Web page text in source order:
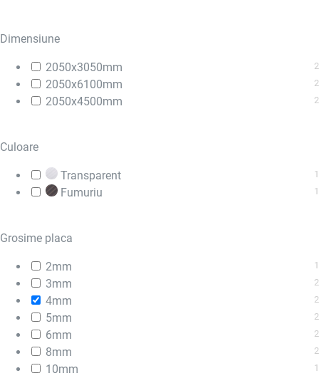
Dimensiune
2050x3050mm 2
2050x6100mm 2
2050x4500mm 2
Culoare
Transparent 1
Fumuriu 1
Grosime placa
2mm 1
3mm 2
4mm 2
5mm 2
6mm 2
8mm 2
10mm 1